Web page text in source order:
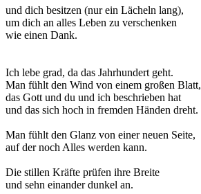
und dich besitzen (nur ein Lächeln lang),
um dich an alles Leben zu verschenken
wie einen Dank.
Ich lebe grad, da das Jahrhundert geht.
Man fühlt den Wind von einem großen Blatt,
das Gott und du und ich beschrieben hat
und das sich hoch in fremden Händen dreht.
Man fühlt den Glanz von einer neuen Seite,
auf der noch Alles werden kann.
Die stillen Kräfte prüfen ihre Breite
und sehn einander dunkel an.